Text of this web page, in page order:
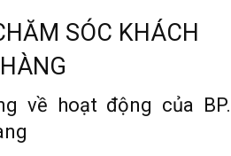
SÓC KHÁCH
HÀNG
về hoạt động của BP.